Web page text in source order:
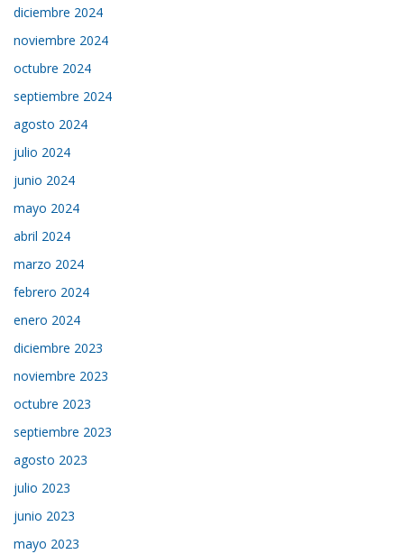
diciembre 2024
noviembre 2024
octubre 2024
septiembre 2024
agosto 2024
julio 2024
junio 2024
mayo 2024
abril 2024
marzo 2024
febrero 2024
enero 2024
diciembre 2023
noviembre 2023
octubre 2023
septiembre 2023
agosto 2023
julio 2023
junio 2023
mayo 2023